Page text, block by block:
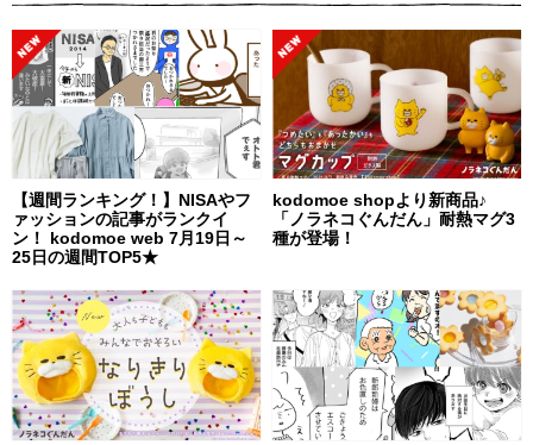
【週間ランキング！】NISAやフ
ァッションの記事がランクイ
ン！ kodomoe web 7月19日～
25日の週間TOP5★
kodomoe shopより新商品♪
「ノラネコぐんだん」耐熱マグ3
種が登場！